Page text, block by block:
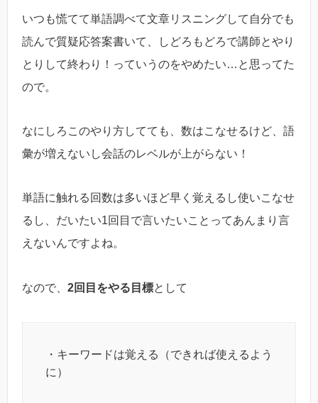
いつも慌てて単語調べて文章リスニングして自分でも
読んで質疑応答案書いて、しどろもどろで講師とやり
とりして終わり！っていうのをやめたい…と思ってた
ので。
なにしろこのやり方してても、数はこなせるけど、語
彙が増えないし会話のレベルが上がらない！
単語に触れる回数は多いほど早く覚えるし使いこなせ
るし、だいたい1回目で言いたいことってあんまり言
えないんですよね。
なので、 2回目をやる目標として
・キーワードは覚える（できれば使えるよう
に）